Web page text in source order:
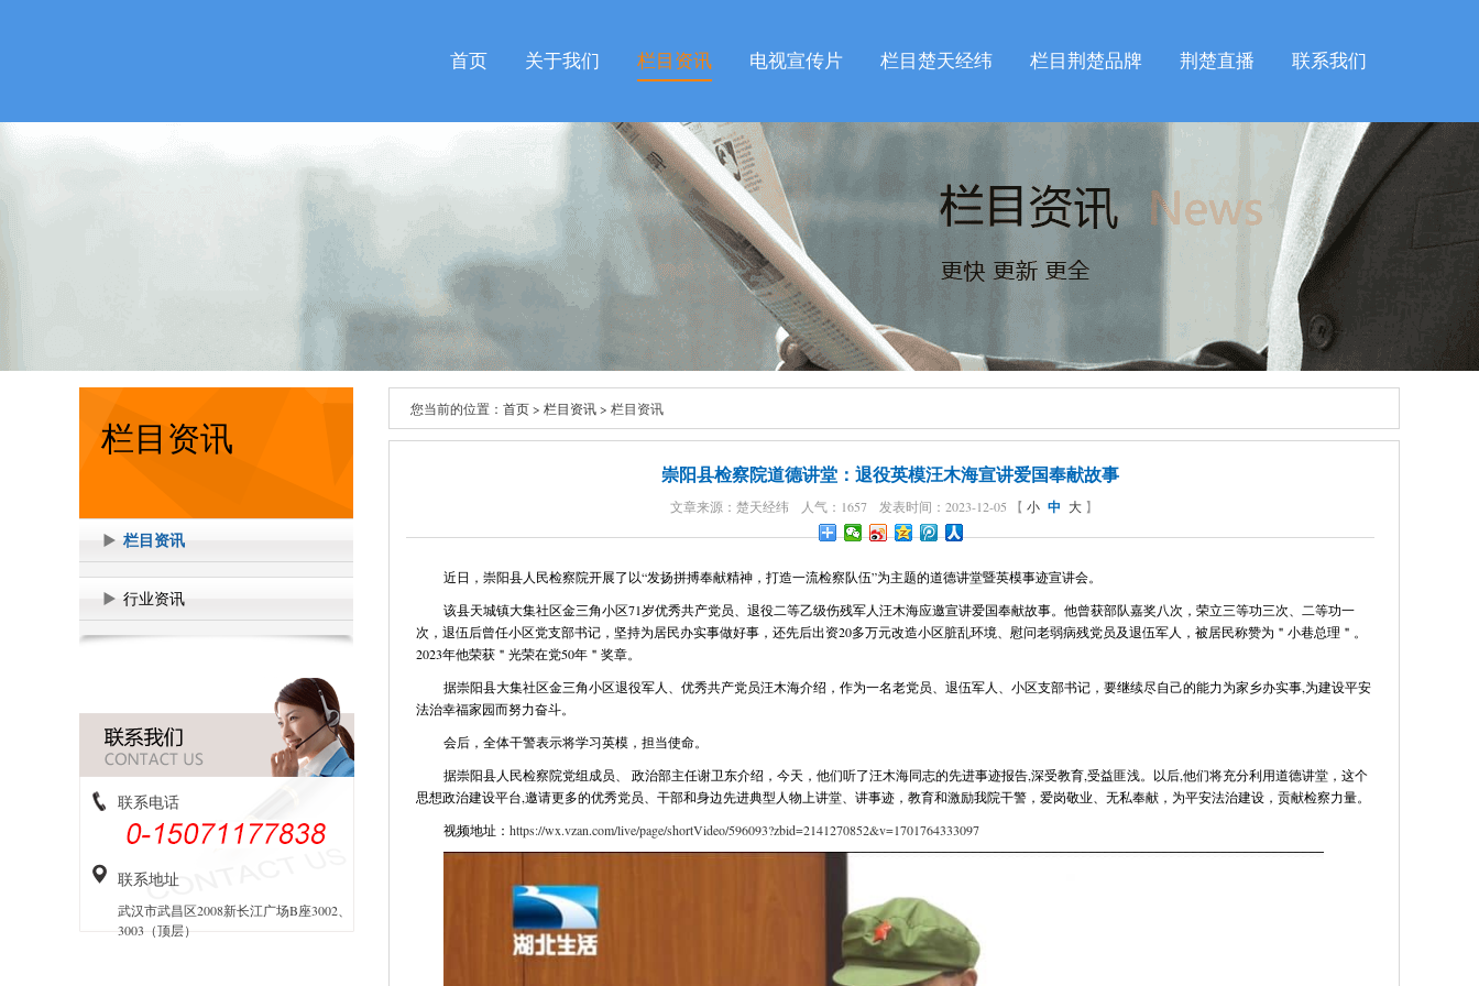
首页 关于我们 栏目资讯 电视宣传片 栏目楚天经纬 栏目荆楚品牌 荆楚直播 联系我们
栏目资讯
栏目资讯
行业资讯
联系电话
联系地址
武汉市武昌区2008新长江广场B座3002、
3003（顶层）
您当前的位置： 首页> 栏目资讯> 栏目资讯
崇阳县检察院道德讲堂：退役英模汪木海宣讲爱国奉献故事
文章来源：楚天经纬 人气：1657 发表时间：2023-12-05 【 小 中 大 】
近日，崇阳县人民检察院开展了以“发扬拼搏奉献精神，打造一流检察队伍”为主题的道德讲堂暨英模事迹宣讲会。
该县天城镇大集社区金三角小区71岁优秀共产党员、退役二等乙级伤残军人汪木海应邀宣讲爱国奉献故事。他曾获部队嘉奖八次，荣立三等功三次、二等功一
次，退伍后曾任小区党支部书记，坚持为居民办实事做好事，还先后出资20多万元改造小区脏乱环境、慰问老弱病残党员及退伍军人，被居民称赞为＂小巷总理＂。
2023年他荣获＂光荣在党50年＂奖章。
据崇阳县大集社区金三角小区退役军人、优秀共产党员汪木海介绍，作为一名老党员、退伍军人、小区支部书记，要继续尽自己的能力为家乡办实事,为建设平安
法治幸福家园而努力奋斗。
会后，全体干警表示将学习英模，担当使命。
据崇阳县人民检察院党组成员、 政治部主任谢卫东介绍，今天，他们听了汪木海同志的先进事迹报告,深受教育,受益匪浅。以后,他们将充分利用道德讲堂，这个
思想政治建设平台,邀请更多的优秀党员、干部和身边先进典型人物上讲堂、讲事迹，教育和激励我院干警，爱岗敬业、无私奉献，为平安法治建设，贡献检察力量。
视频地址： https://wx.vzan.com/live/page/shortVideo/596093?zbid=2141270852&v=1701764333097